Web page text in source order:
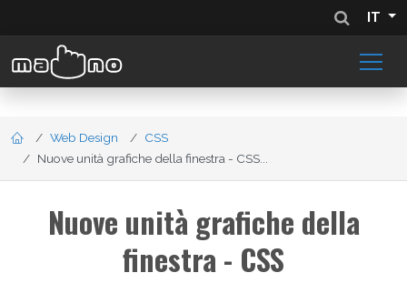
IT
Web Design
CSS
Nuove unità grafiche della finestra - CSS...
Nuove unità grafiche della
finestra - CSS